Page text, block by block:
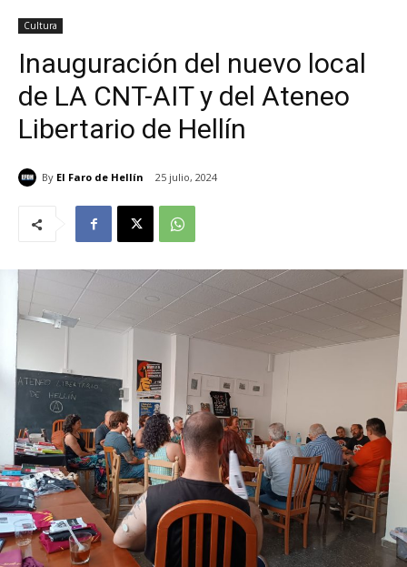
Cultura
Inauguración del nuevo local
de LA CNT-AIT y del Ateneo
Libertario de Hellín
By El Faro de Hellín 25 julio, 2024